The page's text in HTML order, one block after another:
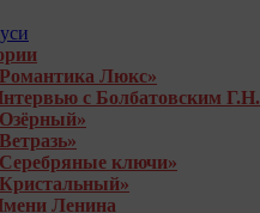
Люкс»
с Болбатовским Г.Н.
ключи»
Ленина